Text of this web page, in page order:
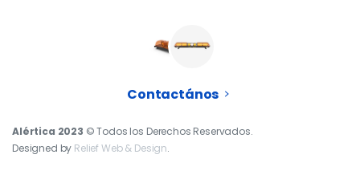
Contactános
Alértica 2023 © Todos los Derechos Reservados.
Designed by Relief Web & Design.